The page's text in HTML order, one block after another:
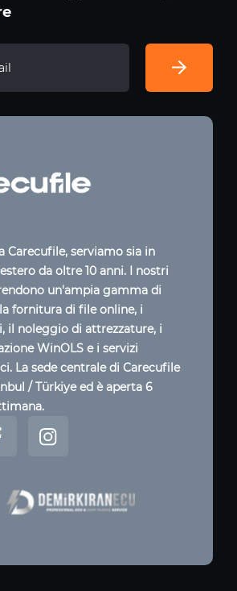
Carecufile, serviamo sia in
da oltre 10 anni. I nostri
un'ampia gamma di
fornitura di file online, i
il noleggio di attrezzature, i
WinOLS e i servizi
La sede centrale di Carecufile
/ Türkiye ed è aperta 6